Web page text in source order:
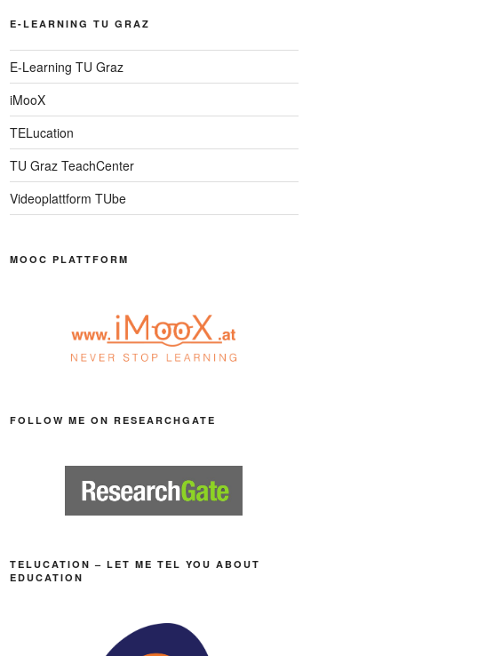
E-LEARNING TU GRAZ
E-Learning TU Graz
iMooX
TELucation
TU Graz TeachCenter
Videoplattform TUbe
MOOC PLATTFORM
FOLLOW ME ON RESEARCHGATE
TELUCATION – LET ME TEL YOU ABOUT
EDUCATION